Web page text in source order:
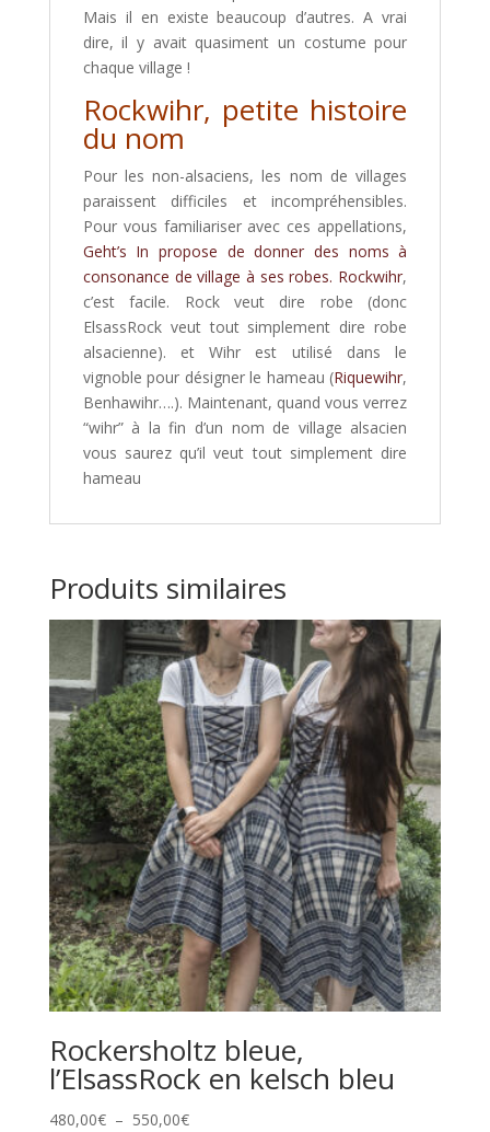
Mais il en existe beaucoup d’autres. A vrai
dire, il y avait quasiment un costume pour
chaque village !
Rockwihr, petite histoire
du nom
Pour les non-alsaciens, les nom de villages
paraissent difficiles et incompréhensibles.
Pour vous familiariser avec ces appellations,
Geht’s In propose de donner des noms à
consonance de village à ses robes. Rockwihr,
c’est facile. Rock veut dire robe (donc
ElsassRock veut tout simplement dire robe
alsacienne). et Wihr est utilisé dans le
vignoble pour désigner le hameau (Riquewihr,
Benhawihr….). Maintenant, quand vous verrez
“wihr” à la fin d’un nom de village alsacien
vous saurez qu’il veut tout simplement dire
hameau
Produits similaires
Rockersholtz bleue,
l’ElsassRock en kelsch bleu
480,00€ – 550,00€Plage